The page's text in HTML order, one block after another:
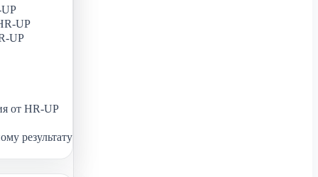
UP
UP
от HR-UP
результату